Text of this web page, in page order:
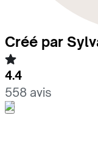
Créé par
4.4
558 avis